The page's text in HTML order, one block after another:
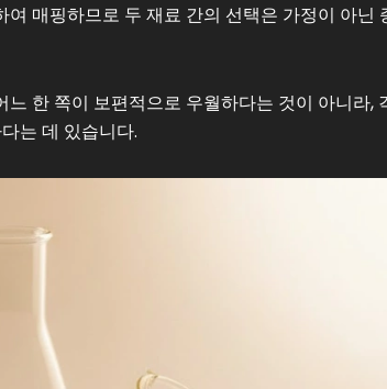
매핑하므로 두 재료 간의 선택은 가정이 아닌
한 쪽이 보편적으로 우월하다는 것이 아니라,
는 데 있습니다.